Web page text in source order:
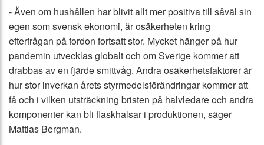
- Även om hushållen har blivit allt mer positiva till såväl sin
egen som svensk ekonomi, är osäkerheten kring
efterfrågan på fordon fortsatt stor. Mycket hänger på hur
pandemin utvecklas globalt och om Sverige kommer att
drabbas av en fjärde smittvåg. Andra osäkerhetsfaktorer är
hur stor inverkan årets styrmedelsförändringar kommer att
få och i vilken utsträckning bristen på halvledare och andra
komponenter kan bli flaskhalsar i produktionen, säger
Mattias Bergman.